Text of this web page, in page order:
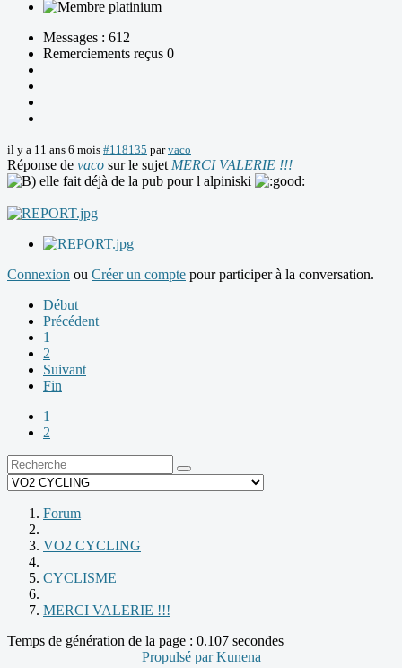
Messages : 612
Remerciements reçus 0
il y a 11 ans 6 mois #118135 parvaco
Réponse de vaco sur le sujet MERCI VALERIE !!!
elle fait déjà de la pub pour l alpiniski
Connexion ou Créer un compte pour participer à la conversation.
Début
Précédent
1
2
Suivant
Fin
1
2
Forum
VO2 CYCLING
CYCLISME
MERCI VALERIE !!!
Temps de génération de la page : 0.107 secondes
Propulsé parKunena